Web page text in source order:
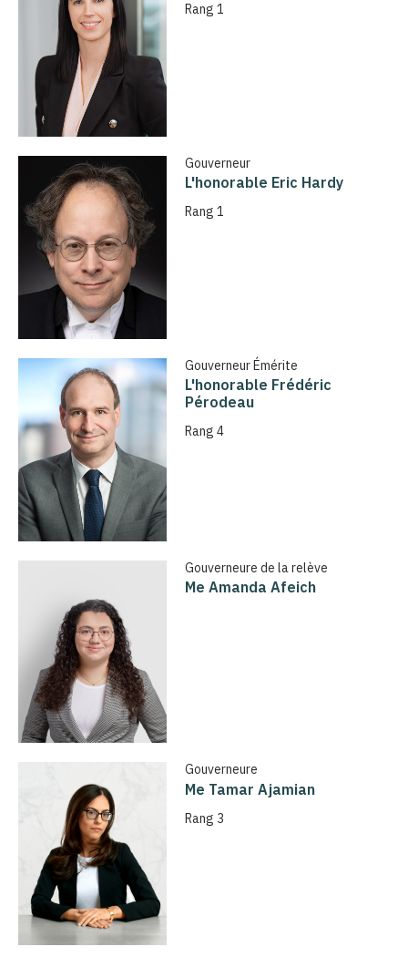
Rang 1
Gouverneur
L'honorable Eric Hardy
Rang 1
Gouverneur Émérite
L'honorable Frédéric
Pérodeau
Rang 4
Gouverneure de la relève
Me Amanda Afeich
Gouverneure
Me Tamar Ajamian
Rang 3